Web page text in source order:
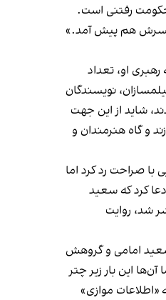
حکومت رفتنی است.
همسرش هم پیش آمد.»
به رهبری او، تعداد
نویسندگان
شاید از این جهت
و گاه هنرمندان و
صراحت رد کرد اما
کردکه سعید
شد، روایت
امامی و گروهش
این بار زیر چتر
موازی»